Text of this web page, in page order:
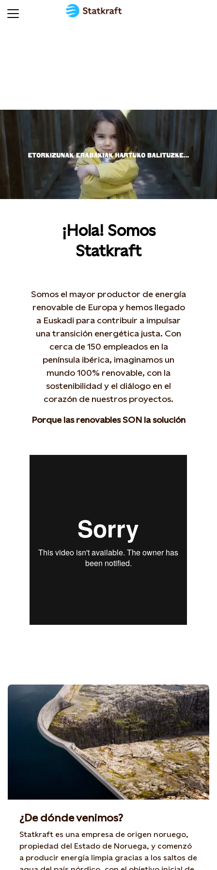
¡Hola! Somos
Statkraft
Somos el mayor productor de energía
renovable de Europa y hemos llegado
a Euskadi para contribuir a impulsar
una transición energética justa. Con
cerca de 150 empleados en la
península ibérica, imaginamos un
mundo 100% renovable, con la
sostenibilidad y el diálogo en el
corazón de nuestros proyectos.
Porque las renovables SON la solución
¿De dónde venimos?
Statkraft es una empresa de origen noruego,
propiedad del Estado de Noruega, y comenzó
a producir energía limpia gracias a los saltos de